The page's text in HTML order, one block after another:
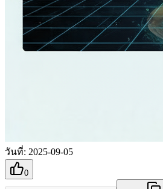
วันที่: 2025-09-05
0